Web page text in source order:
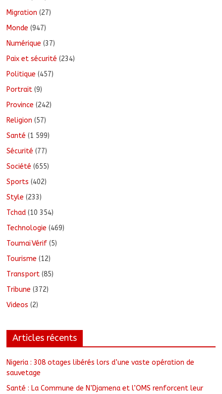
Migration (27)
Monde (947)
Numérique (37)
Paix et sécurité (234)
Politique (457)
Portrait (9)
Province (242)
Religion (57)
Santé (1 599)
Sécurité (77)
Société (655)
Sports (402)
Style (233)
Tchad (10 354)
Technologie (469)
ToumaïVérif (5)
Tourisme (12)
Transport (85)
Tribune (372)
Videos (2)
Articles récents
Nigeria : 308 otages libérés lors d’une vaste opération de
sauvetage
Santé : La Commune de N’Djamena et l’OMS renforcent leur